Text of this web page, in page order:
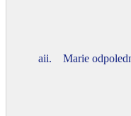
aii.
Marie